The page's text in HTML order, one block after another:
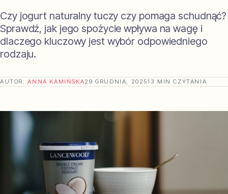
Czy jogurt naturalny tuczy czy pomaga schudnąć?
Sprawdź, jak jego spożycie wpływa na wagę i
dlaczego kluczowy jest wybór odpowiedniego
rodzaju.
AUTOR:ANNA KAMIŃSKA29 GRUDNIA, 202513 MIN CZYTANIA